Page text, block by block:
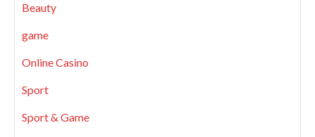
Beauty
game
Online Casino
Sport
Sport & Game